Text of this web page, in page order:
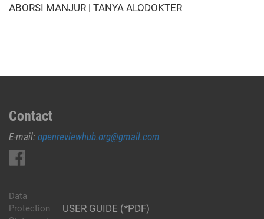
ABORSI MANJUR | TANYA ALODOKTER
Contact
E-mail: openreviewhub.org@gmail.com
USER GUIDE (*PDF)
Data
Protection